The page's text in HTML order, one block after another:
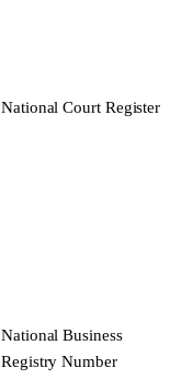
National Court Register
National Business
Registry Number